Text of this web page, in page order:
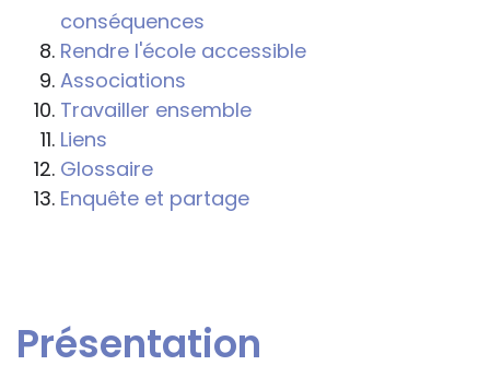
Présentation
enfant.
La consultation d’informations sur un site
web n’exonère personne de ses
responsabilités professionnelles, civiles
et pénales. Les personnes qui
s'inspireront des éléments publiés sur le
situation particulière pour prendre leurs
conséquences
Rendre l'école accessible
Associations
Travailler ensemble
Liens
Glossaire
Enquête et partage